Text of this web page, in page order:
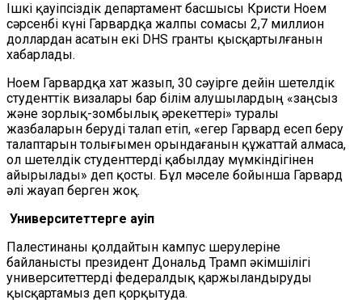
Ішкі қауіпсіздік департамент басшысы Кристи Ноем
сәрсенбі күні Гарвардқа жалпы сомасы 2,7 миллион
доллардан асатын екі DHS гранты қысқартылғанын
хабарлады.
Ноем Гарвардқа хат жазып, 30 сәуірге дейін шетелдік
студенттік визалары бар білім алушылардың «заңсыз
және зорлық-зомбылық әрекеттері» туралы
жазбаларын беруді талап етіп, «егер Гарвард есеп беру
талаптарын толығымен орындағанын құжаттай алмаса,
ол шетелдік студенттерді қабылдау мүмкіндігінен
айырылады» деп қосты. Бұл мәселе бойынша Гарвард
әлі жауап берген жоқ.
Университеттерге қауіп
Палестинаны қолдайтын кампус шерулеріне
байланысты президент Дональд Трамп әкімшілігі
университеттерді федералдық қаржыландыруды
қысқартамыз деп қорқытуда.